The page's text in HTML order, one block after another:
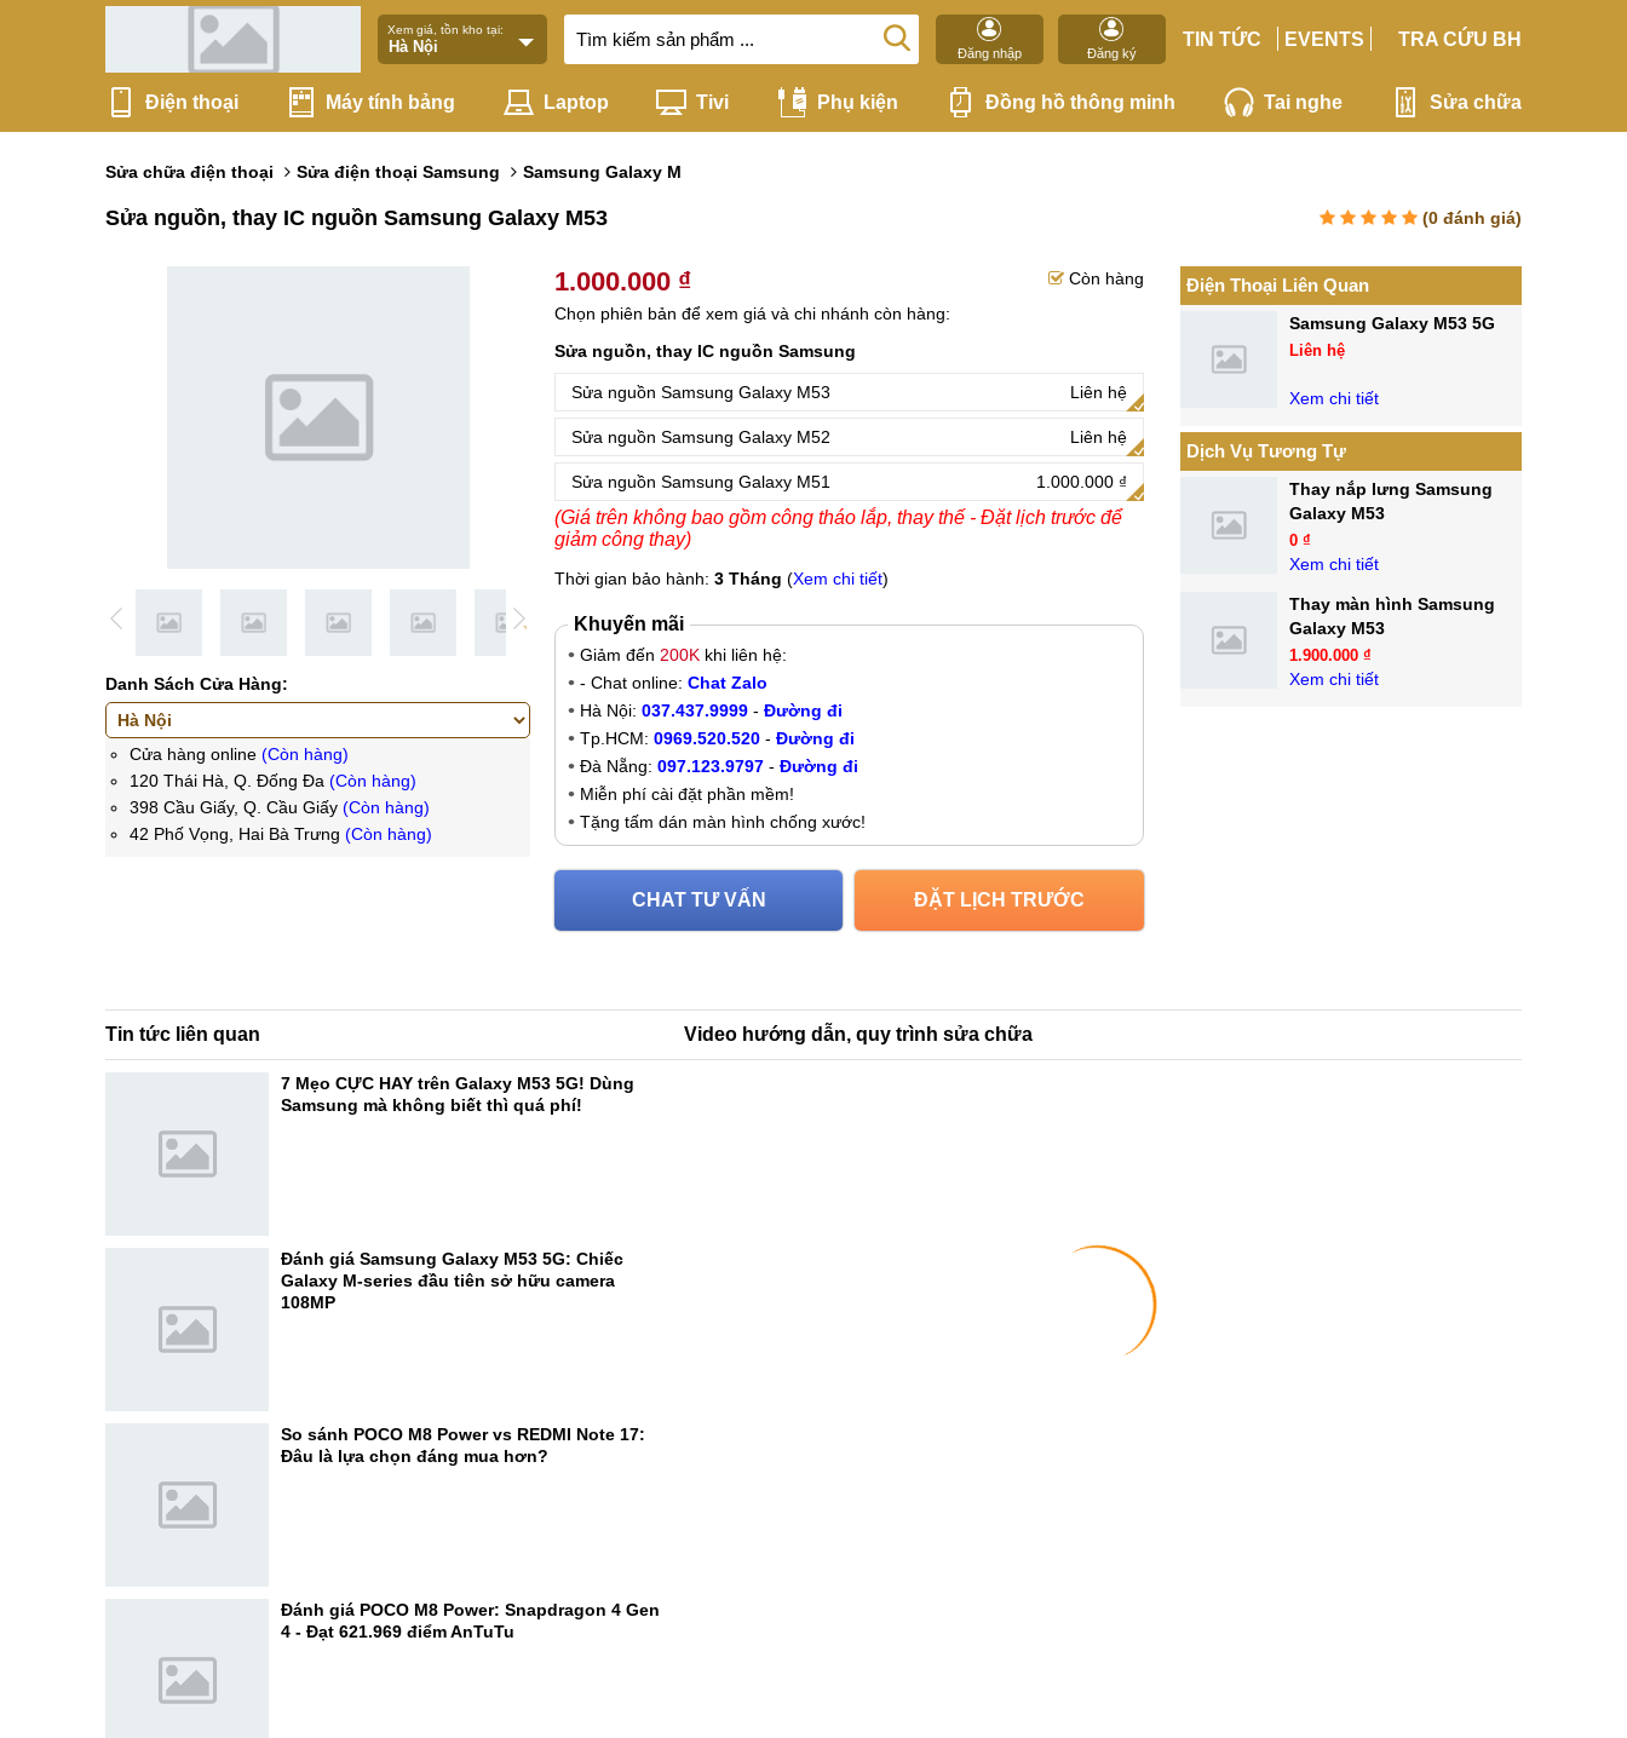
Xem giá, tồn kho tại:
Đăng nhập Đăng ký
TIN TỨC EVENTS TRA CỨU BH
Điện thoại Máy tính bảng Laptop Tivi Phụ kiện Đồng hồ thông minh Tai nghe Sửa chữa
Sửa chữa điện thoại Sửa điện thoại Samsung Samsung Galaxy M
Sửa nguồn, thay IC nguồn Samsung Galaxy M53 (0 đánh giá)
Danh Sách Cửa Hàng:
Cửa hàng online (Còn hàng)
120 Thái Hà, Q. Đống Đa (Còn hàng)
398 Cầu Giấy, Q. Cầu Giấy (Còn hàng)
42 Phố Vọng, Hai Bà Trưng (Còn hàng)
1.000.000 ₫
Còn hàng
Chọn phiên bản để xem giá và chi nhánh còn hàng:
Sửa nguồn, thay IC nguồn Samsung
Sửa nguồn Samsung Galaxy M53 Liên hệ
Sửa nguồn Samsung Galaxy M52 Liên hệ
Sửa nguồn Samsung Galaxy M51 1.000.000 ₫
(Giá trên không bao gồm công tháo lắp, thay thế - Đặt lịch trước để
giảm công thay)
Thời gian bảo hành: 3 Tháng (Xem chi tiết)
Khuyến mãi
Giảm đến 200K khi liên hệ:
- Chat online: Chat Zalo
Hà Nội: 037.437.9999 - Đường đi
Tp.HCM: 0969.520.520 - Đường đi
Đà Nẵng: 097.123.9797 - Đường đi
Miễn phí cài đặt phần mềm!
Tặng tấm dán màn hình chống xước!
CHAT TƯ VẤN ĐẶT LỊCH TRƯỚC
Điện Thoại Liên Quan
Samsung Galaxy M53 5G
Liên hệ
Xem chi tiết
Dịch Vụ Tương Tự
Thay nắp lưng Samsung
Galaxy M53
0 ₫
Xem chi tiết
Thay màn hình Samsung
Galaxy M53
1.900.000 ₫
Xem chi tiết
Tin tức liên quan
7 Mẹo CỰC HAY trên Galaxy M53 5G! Dùng
Samsung mà không biết thì quá phí!
Đánh giá Samsung Galaxy M53 5G: Chiếc
Galaxy M-series đầu tiên sở hữu camera
108MP
So sánh POCO M8 Power vs REDMI Note 17:
Đâu là lựa chọn đáng mua hơn?
Đánh giá POCO M8 Power: Snapdragon 4 Gen
4 - Đạt 621.969 điểm AnTuTu
Video hướng dẫn, quy trình sửa chữa